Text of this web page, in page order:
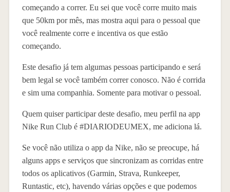
começando a correr. Eu sei que você corre muito mais
que 50km por mês, mas mostra aqui para o pessoal que
você realmente corre e incentiva os que estão
começando.
Este desafio já tem algumas pessoas participando e será
bem legal se você também correr conosco. Não é corrida
e sim uma companhia. Somente para motivar o pessoal.
Quem quiser participar deste desafio, meu perfil na app
Nike Run Club é #DIARIODEUMEX, me adiciona lá.
Se você não utiliza o app da Nike, não se preocupe, há
alguns apps e serviços que sincronizam as corridas entre
todos os aplicativos (Garmin, Strava, Runkeeper,
Runtastic, etc), havendo várias opções e que podemos